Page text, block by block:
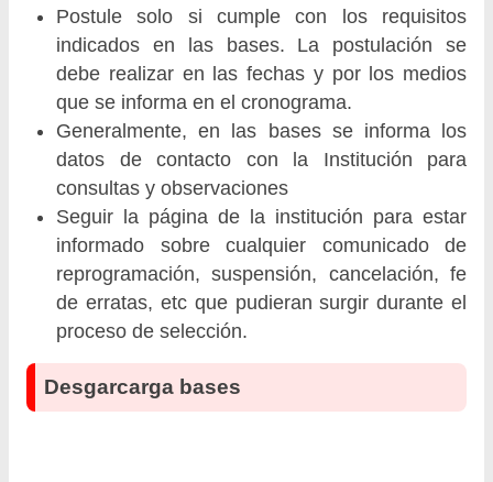
Postule solo si cumple con los requisitos
indicados en las bases. La postulación se
debe realizar en las fechas y por los medios
que se informa en el cronograma.
Generalmente, en las bases se informa los
datos de contacto con la Institución para
consultas y observaciones
Seguir la página de la institución para estar
informado sobre cualquier comunicado de
reprogramación, suspensión, cancelación, fe
de erratas, etc que pudieran surgir durante el
proceso de selección.
Desgarcarga bases